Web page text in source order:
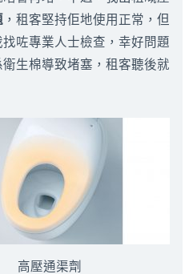
，租客堅持佢地使用正常，但
咗專業人士檢查，幸好問題
生棉導致堵塞，租客聽後就
高壓通渠劑